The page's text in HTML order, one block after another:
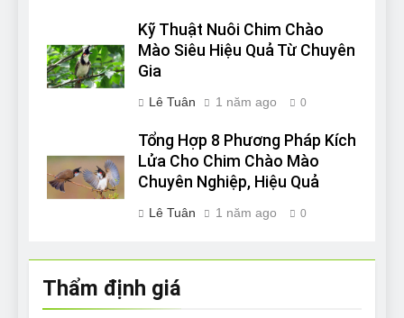
Kỹ Thuật Nuôi Chim Chào
Mào Siêu Hiệu Quả Từ Chuyên
Gia
Lê Tuân 1 năm ago 0
Tổng Hợp 8 Phương Pháp Kích
Lửa Cho Chim Chào Mào
Chuyên Nghiệp, Hiệu Quả
Lê Tuân 1 năm ago 0
Thẩm định giá